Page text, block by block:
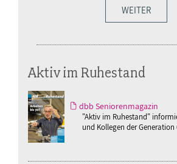
WEITER
Aktiv im Ruhestand
dbb Seniorenmagazin
"Aktiv im Ruhestand"
und Kollegen der